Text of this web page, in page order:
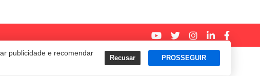
publicidade e recomendar
Recusar PROSSEGUIR
Termos e Políticas de Uso Privacidade